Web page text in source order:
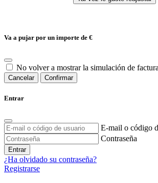
Va a pujar por un importe de €
No volver a mostrar la simulación de
Cancelar Confirmar
Entrar
E-mail o código
Contraseña
Entrar
¿Ha olvidado su contraseña?
Registrarse